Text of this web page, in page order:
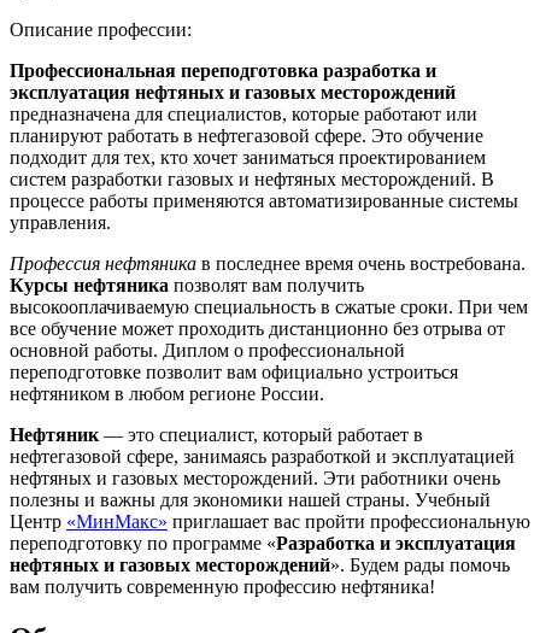
Описание профессии:
Профессиональная переподготовка разработка и
эксплуатация нефтяных и газовых месторождений
предназначена для специалистов, которые работают или
планируют работать в нефтегазовой сфере. Это обучение
подходит для тех, кто хочет заниматься проектированием
систем разработки газовых и нефтяных месторождений. В
процессе работы применяются автоматизированные системы
управления.
Профессия нефтяника в последнее время очень востребована.
Курсы нефтяника позволят вам получить
высокооплачиваемую специальность в сжатые сроки. При чем
все обучение может проходить дистанционно без отрыва от
основной работы. Диплом о профессиональной
переподготовке позволит вам официально устроиться
нефтяником в любом регионе России.
Нефтяник — это специалист, который работает в
нефтегазовой сфере, занимаясь разработкой и эксплуатацией
нефтяных и газовых месторождений. Эти работники очень
полезны и важны для экономики нашей страны. Учебный
Центр «МинМакс» приглашает вас пройти профессиональную
переподготовку по программе «Разработка и эксплуатация
нефтяных и газовых месторождений». Будем рады помочь
вам получить современную профессию нефтяника!